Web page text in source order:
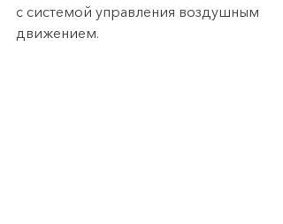
с системой управления воздушным
движением.